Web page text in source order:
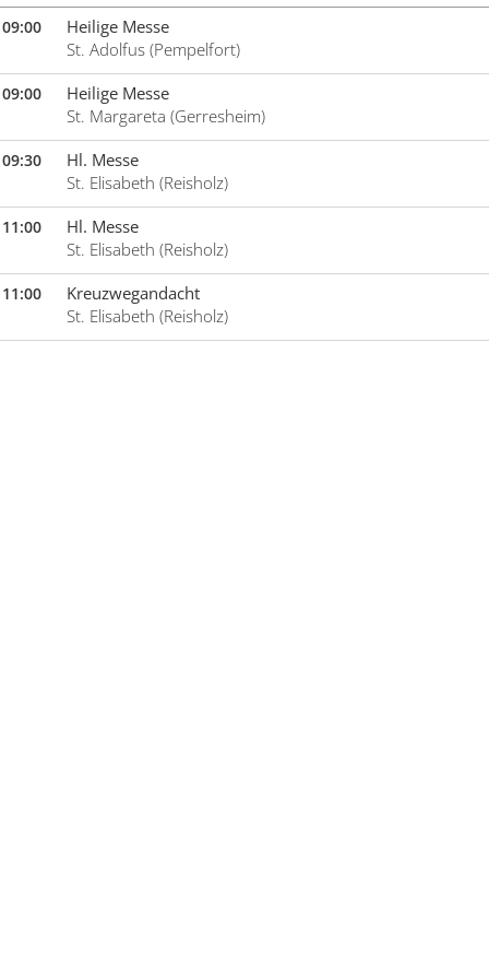
09:00
Heilige Messe
St. Adolfus (Pempelfort)
09:00
Heilige Messe
St. Margareta (Gerresheim)
09:30
Hl. Messe
St. Elisabeth (Reisholz)
11:00
Hl. Messe
St. Elisabeth (Reisholz)
11:00
Kreuzwegandacht
St. Elisabeth (Reisholz)